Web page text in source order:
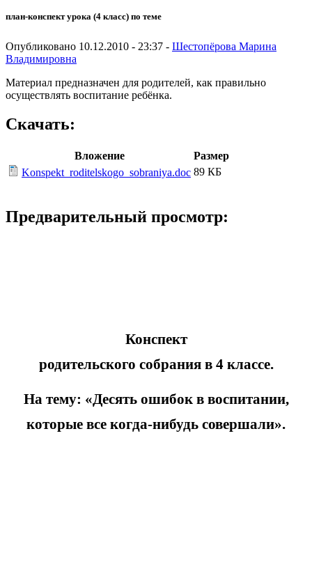
план-конспект урока (4 класс) по теме
Опубликовано 10.12.2010 - 23:37 - Шестопёрова Марина
Владимировна
Материал предназначен для родителей, как правильно
осуществлять воспитание ребёнка.
Скачать:
Вложение
Размер
Konspekt_roditelskogo_sobraniya.doc 89 КБ
Предварительный просмотр:
Конспект
родительского собрания в 4 классе.
На тему: «Десять ошибок в воспитании,
которые все когда-нибудь совершали».